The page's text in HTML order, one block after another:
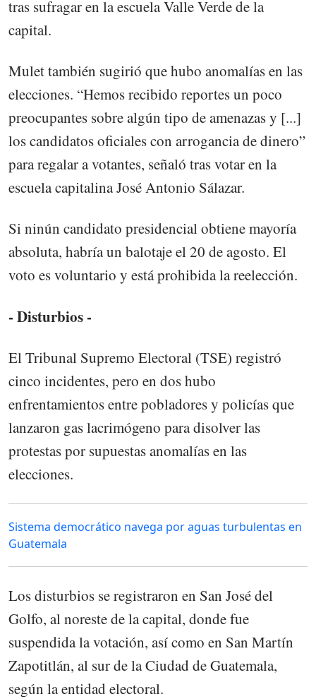
tras sufragar en la escuela Valle Verde de la
capital.
Mulet también sugirió que hubo anomalías en las
elecciones. “Hemos recibido reportes un poco
preocupantes sobre algún tipo de amenazas y [...]
los candidatos oficiales con arrogancia de dinero”
para regalar a votantes, señaló tras votar en la
escuela capitalina José Antonio Sálazar.
Si ninún candidato presidencial obtiene mayoría
absoluta, habría un balotaje el 20 de agosto. El
voto es voluntario y está prohibida la reelección.
- Disturbios -
El Tribunal Supremo Electoral (TSE) registró
cinco incidentes, pero en dos hubo
enfrentamientos entre pobladores y policías que
lanzaron gas lacrimógeno para disolver las
protestas por supuestas anomalías en las
elecciones.
Sistema democrático navega por aguas turbulentas en
Guatemala
Los disturbios se registraron en San José del
Golfo, al noreste de la capital, donde fue
suspendida la votación, así como en San Martín
Zapotitlán, al sur de la Ciudad de Guatemala,
según la entidad electoral.